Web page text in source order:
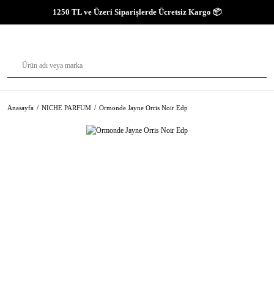
1250 TL ve Üzeri Siparişlerde Ücretsiz Kargo 📦
Anasayfa NICHE PARFUM Ormonde Jayne Orris Noir Edp